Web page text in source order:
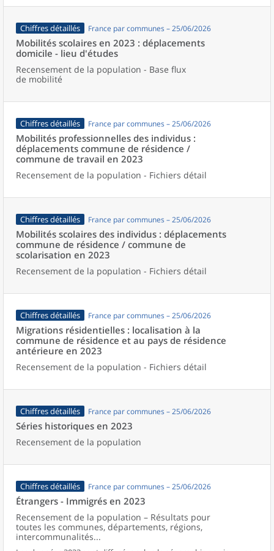
Chiffres détaillés France par communes – 25/06/2026
Mobilités scolaires en 2023 : déplacements
domicile - lieu d'études
Recensement de la population - Base flux
de mobilité
Chiffres détaillés France par communes – 25/06/2026
Mobilités professionnelles des individus :
déplacements commune de résidence /
commune de travail en 2023
Recensement de la population - Fichiers détail
Chiffres détaillés France par communes – 25/06/2026
Mobilités scolaires des individus : déplacements
commune de résidence / commune de
scolarisation en 2023
Recensement de la population - Fichiers détail
Chiffres détaillés France par communes – 25/06/2026
Migrations résidentielles : localisation à la
commune de résidence et au pays de résidence
antérieure en 2023
Recensement de la population - Fichiers détail
Chiffres détaillés France par communes – 25/06/2026
Séries historiques en 2023
Recensement de la population
Chiffres détaillés France par communes – 25/06/2026
Étrangers - Immigrés en 2023
Recensement de la population – Résultats pour
toutes les communes, départements, régions,
intercommunalités...